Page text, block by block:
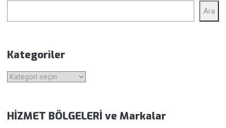
Ara
Kategoriler
Kategoriler
HİZMET BÖLGELERİ ve Markalar